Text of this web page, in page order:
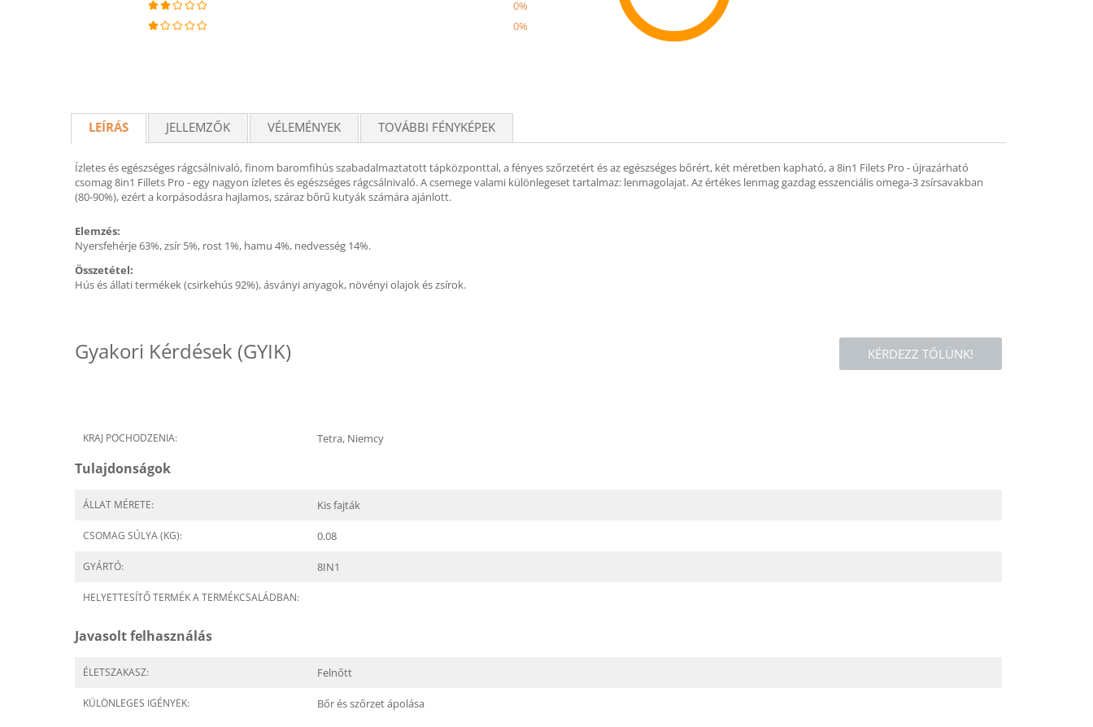
0%
0%
LEÍRÁS JELLEMZŐK VÉLEMÉNYEK TOVÁBBI FÉNYKÉPEK
Ízletes és egészséges rágcsálnivaló, finom baromfihús szabadalmaztatott tápközponttal, a fényes szőrzetért és az egészséges bőrért, két méretben kapható, a 8in1 Filets Pro - újrazárható
csomag 8in1 Fillets Pro - egy nagyon ízletes és egészséges rágcsálnivaló. A csemege valami különlegeset tartalmaz: lenmagolajat. Az értékes lenmag gazdag esszenciális omega-3 zsírsavakban
(80-90%), ezért a korpásodásra hajlamos, száraz bőrű kutyák számára ajánlott.
Elemzés:
Nyersfehérje 63%, zsír 5%, rost 1%, hamu 4%, nedvesség 14%.
Összetétel:
Hús és állati termékek (csirkehús 92%), ásványi anyagok, növényi olajok és zsírok.
KÉRDEZZ TŐLÜNK!
Gyakori Kérdések (GYIK)
KRAJ POCHODZENIA: Tetra, Niemcy
Tulajdonságok
ÁLLAT MÉRETE: Kis fajták
CSOMAG SÚLYA (KG): 0.08
GYÁRTÓ: 8IN1
HELYETTESÍTŐ TERMÉK A TERMÉKCSALÁDBAN:
Javasolt felhasználás
ÉLETSZAKASZ: Felnőtt
KÜLÖNLEGES IGÉNYEK: Bőr és szőrzet ápolása